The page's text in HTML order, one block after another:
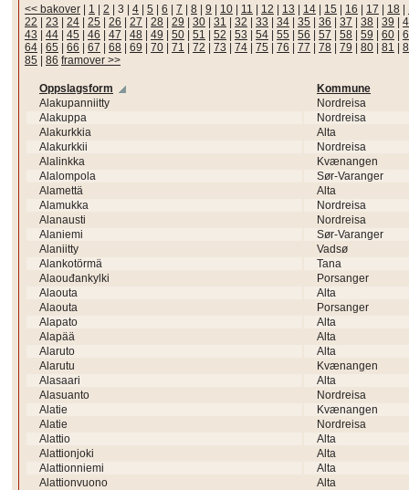
<< bakover 1 2 3 4 5 6 7 8 9 10 11 12 13 14 15 16 17 18
22
23 24 25 26 27 28 29 30 31 32 33 34 35 36 37 38 39
43
44 45 46 47 48 49 50 51 52 53 54 55 56 57 58 59 60
64
65 66 67 68 69 70 71 72 73 74 75 76 77 78 79 80 81
85
86 framover >>
Oppslagsform
Kommune
Alakupanniitty
Nordreisa
Alakuppa
Nordreisa
Alakurkkia
Alta
Alakurkkii
Nordreisa
Alalinkka
Kvænangen
Alalompola
Sør-Varanger
Alamettä
Alta
Alamukka
Nordreisa
Alanausti
Nordreisa
Alaniemi
Sør-Varanger
Alaniitty
Vadsø
Alankotörmä
Tana
Alaouđankylki
Porsanger
Alaouta
Alta
Alaouta
Porsanger
Alapato
Alta
Alapää
Alta
Alaruto
Alta
Alarutu
Kvænangen
Alasaari
Alta
Alasuanto
Nordreisa
Alatie
Kvænangen
Alatie
Nordreisa
Alattio
Alta
Alattionjoki
Alta
Alattionniemi
Alta
Alattionvuono
Alta